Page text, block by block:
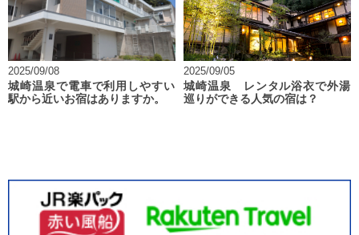
2025/09/08
城崎温泉で電車で利用しやすい
駅から近いお宿はありますか。
2025/09/05
城崎温泉 レンタル浴衣で外湯
巡りができる人気の宿は？